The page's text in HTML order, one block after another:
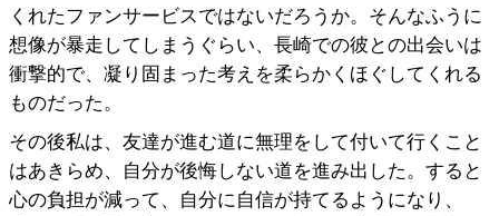
くれたファンサービスではないだろうか。そんなふうに
想像が暴走してしまうぐらい、長崎での彼との出会いは
衝撃的で、凝り固まった考えを柔らかくほぐしてくれる
ものだった。
その後私は、友達が進む道に無理をして付いて行くこと
はあきらめ、自分が後悔しない道を進み出した。すると
心の負担が減って、自分に自信が持てるようになり、